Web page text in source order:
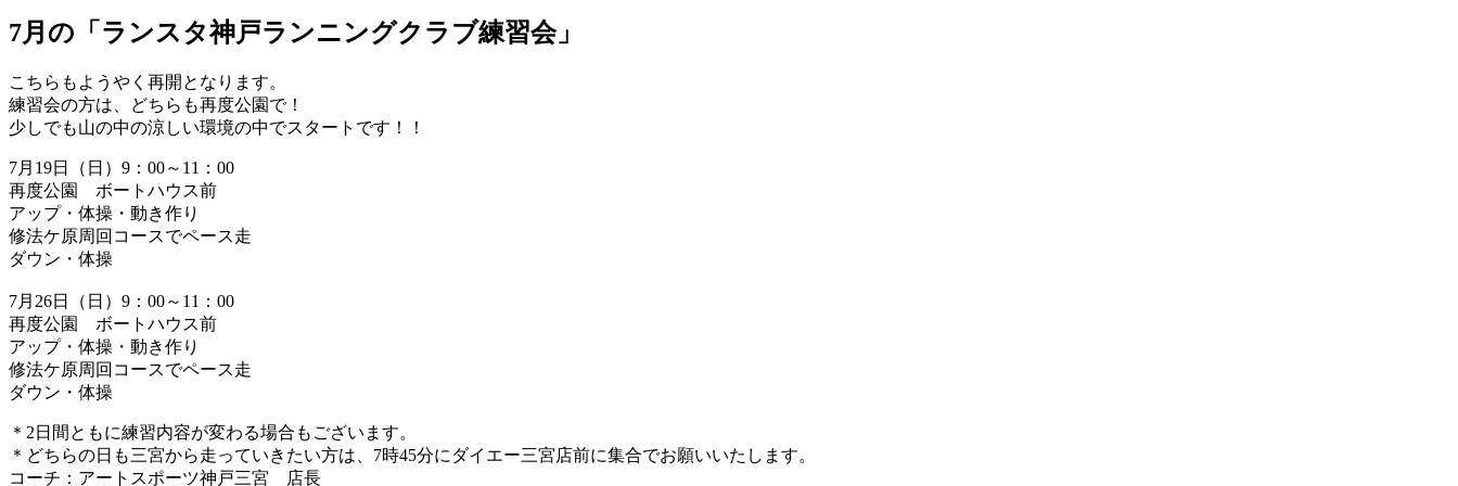
7月の「ランスタ神戸ランニングクラブ練習会」
こちらもようやく再開となります。
練習会の方は、どちらも再度公園で！
少しでも山の中の涼しい環境の中でスタートです！！
7月19日（日）9：00～11：00
再度公園 ボートハウス前
アップ・体操・動き作り
修法ケ原周回コースでペース走
ダウン・体操
7月26日（日）9：00～11：00
再度公園 ボートハウス前
アップ・体操・動き作り
修法ケ原周回コースでペース走
ダウン・体操
＊2日間ともに練習内容が変わる場合もございます。
＊どちらの日も三宮から走っていきたい方は、7時45分にダイエー三宮店前に集合でお願いいたします。
コーチ：アートスポーツ神戸三宮 店長